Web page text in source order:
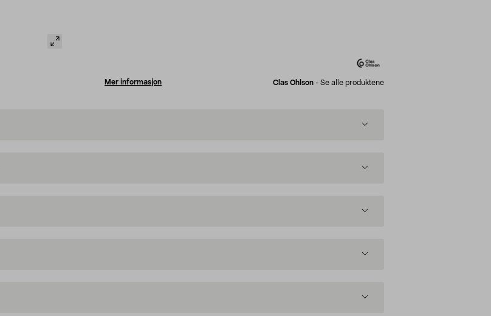
Mer informasjon Clas Ohlson - Se alle produktene